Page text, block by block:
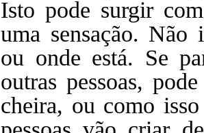
Isto pode surgir
uma sensação. Não
ou onde está. Se
outras pessoas,
cheira, ou como